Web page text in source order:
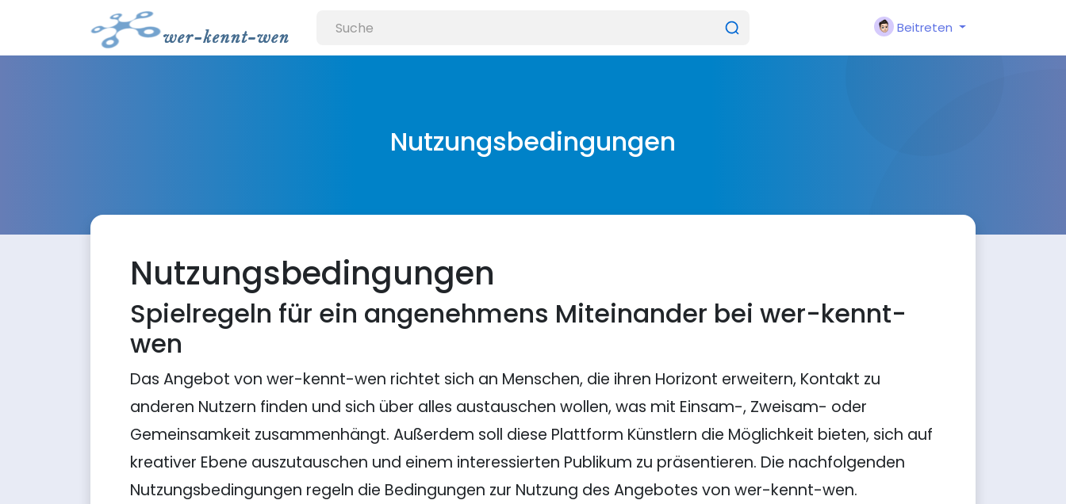
Beitreten
Nutzungsbedingungen
Nutzungsbedingungen
Spielregeln für ein angenehmens Miteinander bei wer-kennt-
wen
Das Angebot von wer-kennt-wen richtet sich an Menschen, die ihren Horizont erweitern, Kontakt zu
anderen Nutzern finden und sich über alles austauschen wollen, was mit Einsam-, Zweisam- oder
Gemeinsamkeit zusammenhängt. Außerdem soll diese Plattform Künstlern die Möglichkeit bieten, sich auf
kreativer Ebene auszutauschen und einem interessierten Publikum zu präsentieren. Die nachfolgenden
Nutzungsbedingungen regeln die Bedingungen zur Nutzung des Angebotes von wer-kennt-wen.